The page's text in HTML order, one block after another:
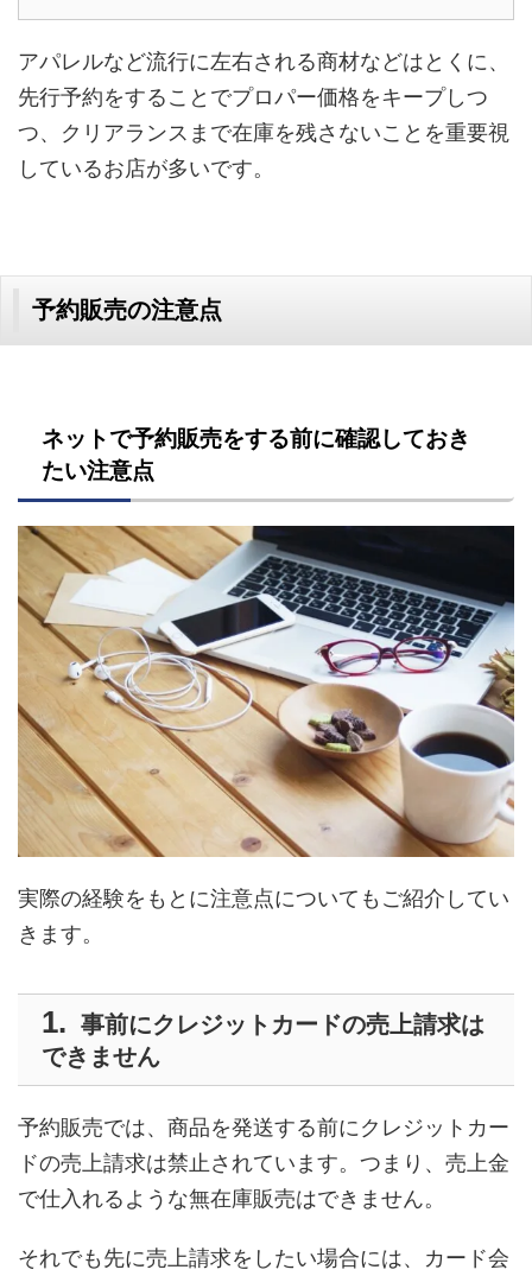
アパレルなど流行に左右される商材などはとくに、
先行予約をすることでプロパー価格をキープしつ
つ、クリアランスまで在庫を残さないことを重要視
しているお店が多いです。
予約販売の注意点
ネットで予約販売をする前に確認しておき
たい注意点
実際の経験をもとに注意点についてもご紹介してい
きます。
事前にクレジットカードの売上請求は
できません
予約販売では、商品を発送する前にクレジットカー
ドの売上請求は禁止されています。つまり、売上金
で仕入れるような無在庫販売はできません。
それでも先に売上請求をしたい場合には、カード会